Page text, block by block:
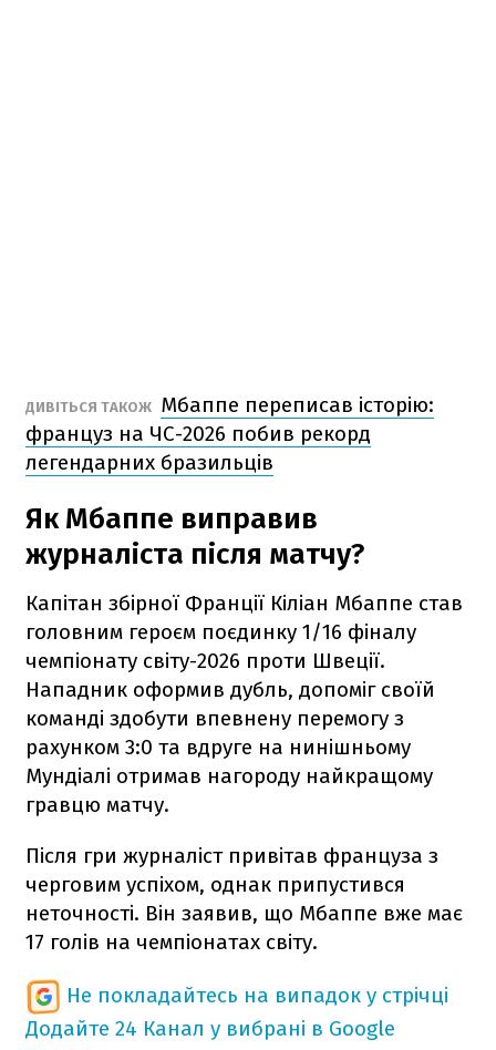
ДИВІТЬСЯ ТАКОЖ Мбаппе переписав історію:
француз на ЧС-2026 побив рекорд
легендарних бразильців
Як Мбаппе виправив
журналіста після матчу?
Капітан збірної Франції Кіліан Мбаппе став
головним героєм поєдинку 1/16 фіналу
чемпіонату світу-2026 проти Швеції.
Нападник оформив дубль, допоміг своїй
команді здобути впевнену перемогу з
рахунком 3:0 та вдруге на нинішньому
Мундіалі отримав нагороду найкращому
гравцю матчу.
Після гри журналіст привітав француза з
черговим успіхом, однак припустився
неточності. Він заявив, що Мбаппе вже має
17 голів на чемпіонатах світу.
Не покладайтесь на випадок у стрічці
Додайте 24 Канал у вибрані в Google